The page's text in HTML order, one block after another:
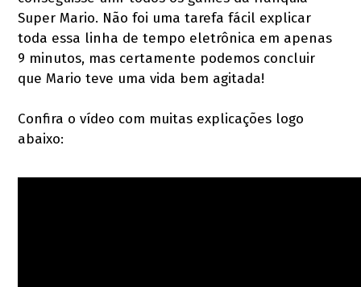
Super Mario. Não foi uma tarefa fácil explicar
toda essa linha de tempo eletrônica em apenas
9 minutos, mas certamente podemos concluir
que Mario teve uma vida bem agitada!
Confira o vídeo com muitas explicações logo
abaixo: